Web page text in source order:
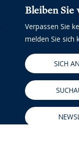
Bleiben Sie
Verpassen Sie
melden Sie sich
SICH